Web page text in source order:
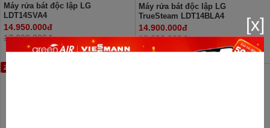
Máy rửa bát độc lập LG
LDT14SVA4
14.950.000đ
17.090.000đ
Máy rửa bát độc lập LG
TrueSteam LDT14BLA4
14.900.000đ
18.990.000đ
20%
[x]